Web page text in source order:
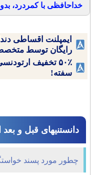
خداحافظی با کمردرد،
ایمپلنت اقساطی
رایگان توسط
۵۰٪ تخفیف
سفته!
دانستنیهای قبل و بعد
چطور مورد پسند